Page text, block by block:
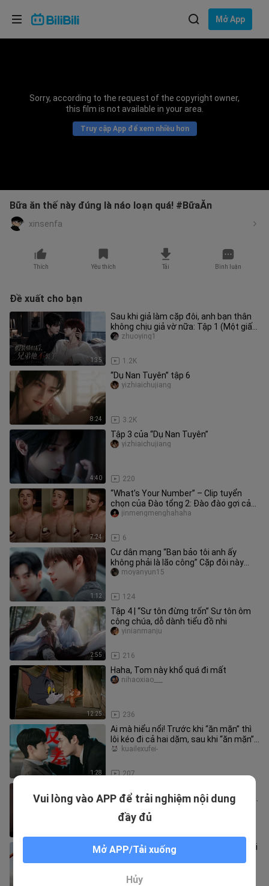
Mở App
Sorry, according to the request of the copyright owner,
this film is not available in your area.
Truy cập App để xem nhiều hơn
Bữa ăn thế này đúng là náo loạn quá! #BữaĂn
xinsenfa
Thích Yêu thích Tải Bình luận
Đề xuất cho bạn
1:35
Sau khi giả làm cặp đôi, anh bạn thân
không chịu giả vờ nữa: Tập 1 (Một giấc
ngủ dậy, tôi và anh bạn
1.2K
zhuoying1
8:24
“Dụ Nan Tuyên” tập 6
3.2K
yizhiaichujiang
4:40
Tập 3 của “Dụ Nan Tuyên”
220
yizhiaichujiang
7:24
“What’s Your Number” – Clip tuyển
chọn của Đào tổng 2: Đào đào gợi cảm
không mặc gì và Đào đào đáng
6
jinmengmenghahaha
1:12
Cư dân mạng “Bạn bảo tôi anh ấy
không phải là lão công” Cặp đôi này
chính là chơi chiêu ngược ngạo!
124
moyanyun15
2:55
Tập 4 | “Sư tôn đừng trốn” Sư tôn ôm
công chúa, dỗ dành tiểu đồ nhi
216
yinianmanju
12:25
Haha, Tom này khổ quá đi mất
236
nihaoxiao___
1:28
Ai mà hiểu nổi! Trước khi “ăn mặn” thì
lôi kéo đi cả hai dặm, sau khi “ăn mặn”
thì thành kẻ chỉ đi d
207
kuailexufei-
mắt rơi ngay trên sân khấu, giờ thì phải
Tom không bắt được chuột nên đã gọi
điện nhờ đội chuyên nghiệp tới
Vui lòng vào APP để trải nghiệm nội dung
đầy đủ
Mở APP/Tải xuống
Hủy
Lựa chọn ngôn ngữ
Bahasa Indonesia